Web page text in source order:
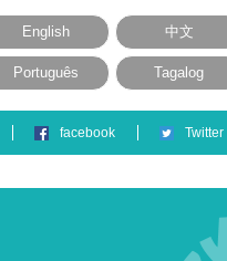
English 中文
Português Tagalog
facebook Twitter